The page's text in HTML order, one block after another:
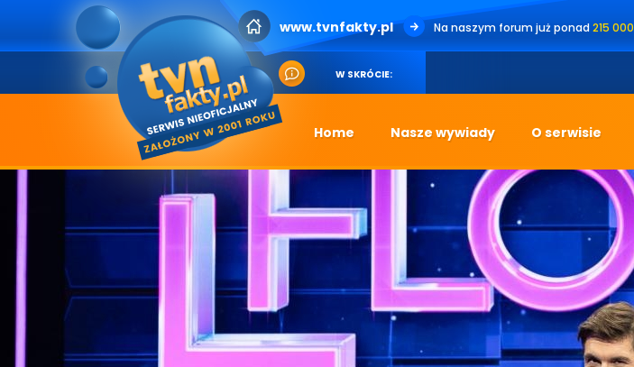
www.tvnfakty.pl Na naszym forum już ponad 215 000
W SKRÓCIE:
Home Nasze wywiady O serwisie